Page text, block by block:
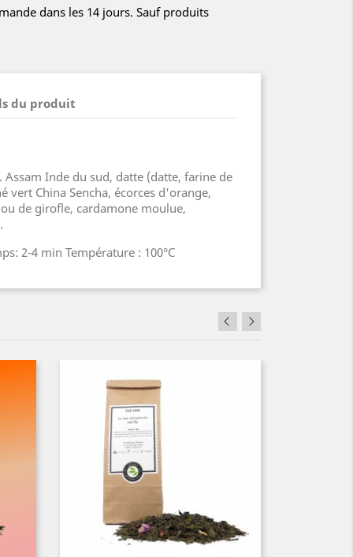
dans les 14 jours. Sauf produits
du produit
Inde du sud, datte (datte, farine de
vert China Sencha, écorces d'orange,
de girofle, cardamone moulue,
2-4 min Température : 100°C